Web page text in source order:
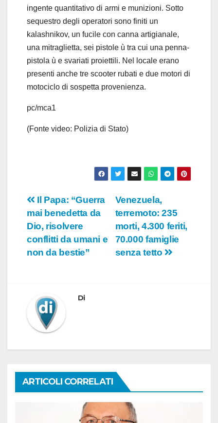
ingente quantitativo di armi e munizioni. Sotto
sequestro degli operatori sono finiti un
kalashnikov, un fucile con canna artigianale,
una mitraglietta, sei pistole ù tra cui una penna-
pistola ù e svariati proiettili. Nel locale erano
presenti anche tre scooter rubati e due motori di
motociclo di sospetta provenienza.
pc/mca1
(Fonte video: Polizia di Stato)
Navigazione
articoli
Venezuela,
terremoto: 235
morti, 4.300 feriti,
70.000 famiglie
senza tetto
Il Papa: “Guerra
mai benedetta da
Dio, risolvere
conflitti da umani e
non da bestie”
Di
ARTICOLI CORRELATI